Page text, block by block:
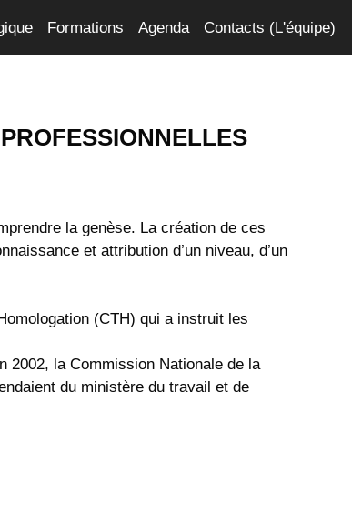
Formations Agenda Contacts (L'équipe)
la genèse. La création de ces
et attribution d’un niveau, d’un
(CTH) qui a instruit les
2002, la Commission Nationale de la
du ministère du travail et de